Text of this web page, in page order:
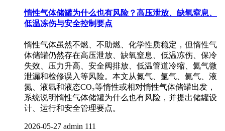
惰性气体储罐为什么也有风险？高压泄放、缺氧窒息、
低温冻伤与安全控制要点
惰性气体虽然不燃、不助燃、化学性质稳定，但惰性气
体储罐仍然存在高压泄放、缺氧窒息、低温冻伤、保冷
失效、压力升高、安全阀排放、低温管道冷缩、氦气微
泄漏和检修误入等风险。本文从氮气、氩气、氦气、液
氮、液氩和液态CO₂等惰性或相对惰性气体储罐出发，
系统说明惰性气体储罐为什么也有风险，并提出储罐设
计、运行和安全管理要点。
2026-05-27 admin 111